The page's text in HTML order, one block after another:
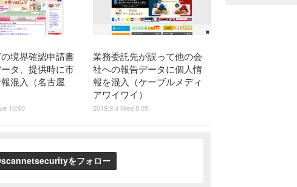
境界確認申請書
タ、提供時に市
混入（名古屋
10:00
業務委託先が誤って他の会
社への報告データに個人情
報を混入（ケーブルメディ
アワイワイ）
2019.9.4 Wed 8:05
をフォロー